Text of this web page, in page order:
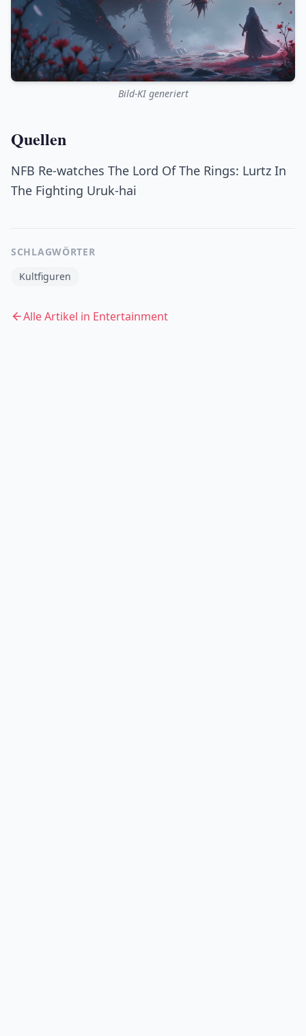
Bild-KI generiert
Quellen
NFB Re-watches The Lord Of The Rings: Lurtz In
The Fighting Uruk-hai
SCHLAGWÖRTER
Kultfiguren
Alle Artikel in Entertainment